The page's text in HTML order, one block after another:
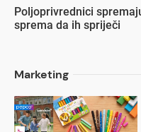
Poljoprivrednici
sprema da ih spriječi
Marketing